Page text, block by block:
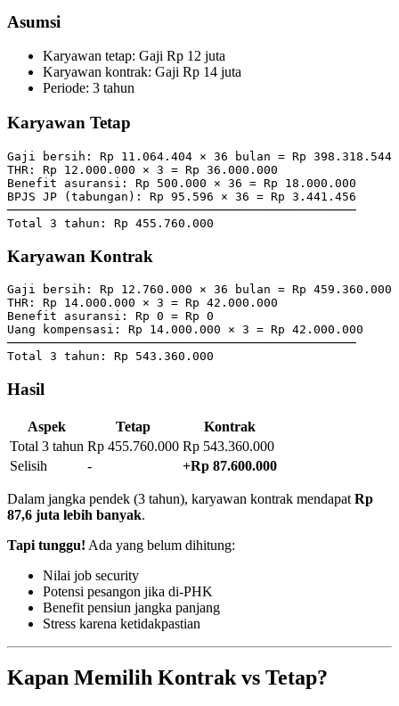
Asumsi
Karyawan tetap: Gaji Rp 12 juta
Karyawan kontrak: Gaji Rp 14 juta
Periode: 3 tahun
Karyawan Tetap
Gaji bersih: Rp 11.064.404 × 36 bulan = Rp 398.318.544
THR: Rp 12.000.000 × 3 = Rp 36.000.000
Benefit asuransi: Rp 500.000 × 36 = Rp 18.000.000
BPJS JP (tabungan): Rp 95.596 × 36 = Rp 3.441.456
─────────────────────────────────────────────────
Karyawan Kontrak
Gaji bersih: Rp 12.760.000 × 36 bulan = Rp 459.360.000
THR: Rp 14.000.000 × 3 = Rp 42.000.000
Benefit asuransi: Rp 0 = Rp 0
Uang kompensasi: Rp 14.000.000 × 3 = Rp 42.000.000
─────────────────────────────────────────────────
Hasil
Aspek Tetap
Kontrak
Total 3 tahun Rp 455.760.000 Rp 543.360.000
Selisih
- +Rp 87.600.000
Dalam jangka pendek (3 tahun), karyawan kontrak mendapat Rp
87,6 juta lebih banyak.
Tapi tunggu! Ada yang belum dihitung:
Nilai job security
Potensi pesangon jika di-PHK
Benefit pensiun jangka panjang
Stress karena ketidakpastian
Kapan Memilih Kontrak vs Tetap?